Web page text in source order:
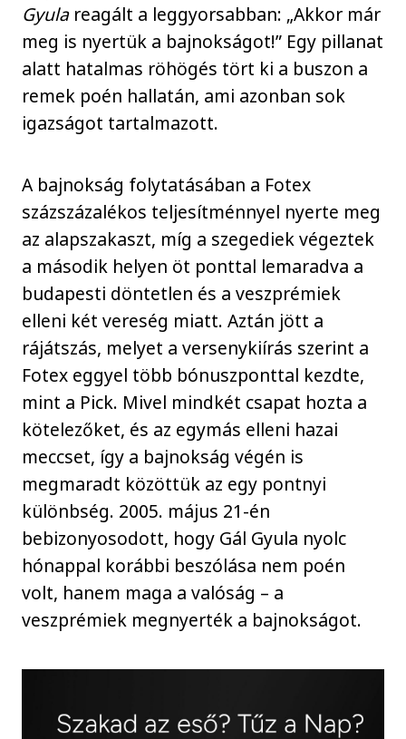
Gyulareagált a leggyorsabban: „Akkor már
meg is nyertük a bajnokságot!” Egy pillanat
alatt hatalmas röhögés tört ki a buszon a
remek poén hallatán, ami azonban sok
igazságot tartalmazott.
A bajnokság folytatásában a Fotex
százszázalékos teljesítménnyel nyerte meg
az alapszakaszt, míg a szegediek végeztek
a második helyen öt ponttal lemaradva a
budapesti döntetlen és a veszprémiek
elleni két vereség miatt. Aztán jött a
rájátszás, melyet a versenykiírás szerint a
Fotex eggyel több bónuszponttal kezdte,
mint a Pick. Mivel mindkét csapat hozta a
kötelezőket, és az egymás elleni hazai
meccset, így a bajnokság végén is
megmaradt közöttük az egy pontnyi
különbség. 2005. május 21-én
bebizonyosodott, hogy Gál Gyula nyolc
hónappal korábbi beszólása nem poén
volt, hanem maga a valóság – a
veszprémiek megnyerték a bajnokságot.